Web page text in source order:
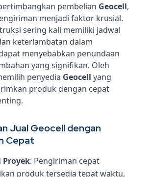
pembelian Geocell,
menjadi faktor krusial.
sering kali memiliki jadwal
keterlambatan dalam
menyebabkan penundaan
yang signifikan. Oleh
penyedia Geocell yang
produk dengan cepat
Jual Geocell dengan
Cepat
Proyek: Pengiriman cepat
produk tersedia tepat waktu,